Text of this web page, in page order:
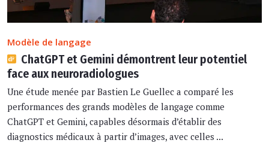
Modèle de langage
ChatGPT et Gemini démontrent leur potentiel
face aux neuroradiologues
Une étude menée par Bastien Le Guellec a comparé les
performances des grands modèles de langage comme
ChatGPT et Gemini, capables désormais d’établir des
diagnostics médicaux à partir d’images, avec celles ...